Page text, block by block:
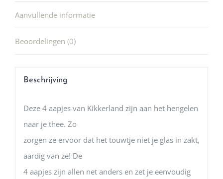
Aanvullende informatie
Beoordelingen (0)
Beschrijving
Deze 4 aapjes van Kikkerland zijn aan het hengelen
naar je thee. Zo
zorgen ze ervoor dat het touwtje niet je glas in zakt,
aardig van ze! De
4 aapjes zijn allen net anders en zet je eenvoudig